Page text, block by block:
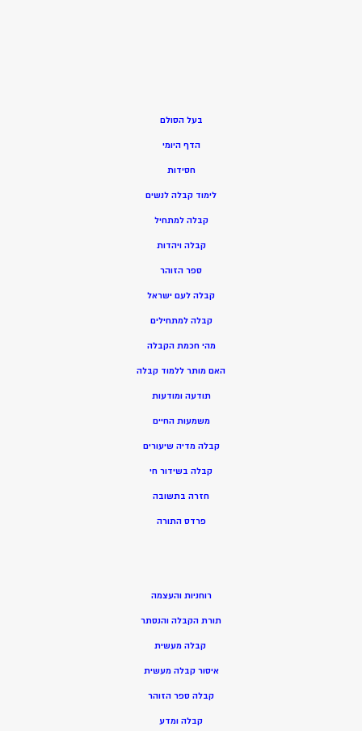
בעל הסולם
הדף היומי
חסידות
לימוד קבלה לנשים
קבלה למתחיל
קבלה ויהדות
ספר הזוהר
קבלה לעם ישראל
קבלה למתחילים
מהי חכמת הקבלה
האם מותר ללמוד קבלה
תודעה ומודעות
משמעות החיים
קבלה מדיה שיעורים
קבלה בשידור חי
חזרה בתשובה
פרדס התורה
רוחניות והעצמה
תורת הקבלה והנסתר
קבלה מעשית
איסור קבלה מעשית
קבלה ספר הזוהר
קבלה ומדע